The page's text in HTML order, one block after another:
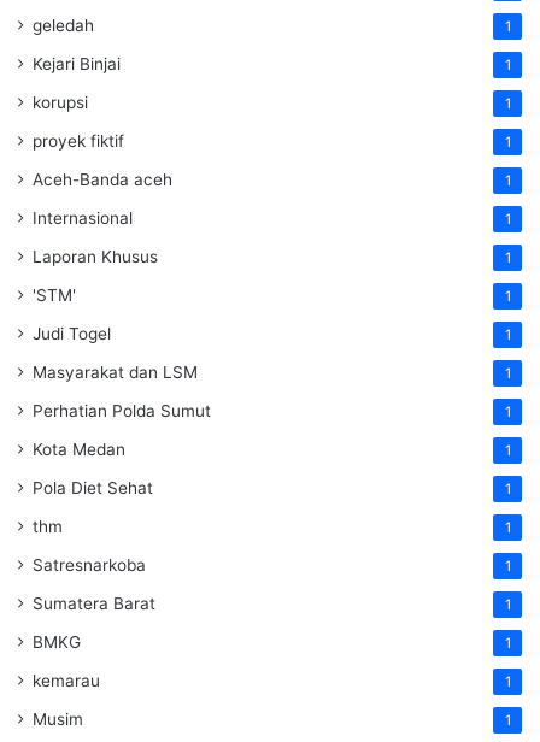
geledah 1
Kejari Binjai 1
korupsi 1
proyek fiktif 1
Aceh-Banda aceh 1
Internasional 1
Laporan Khusus 1
'STM' 1
Judi Togel 1
Masyarakat dan LSM 1
Perhatian Polda Sumut 1
Kota Medan 1
Pola Diet Sehat 1
thm 1
Satresnarkoba 1
Sumatera Barat 1
BMKG 1
kemarau 1
Musim 1